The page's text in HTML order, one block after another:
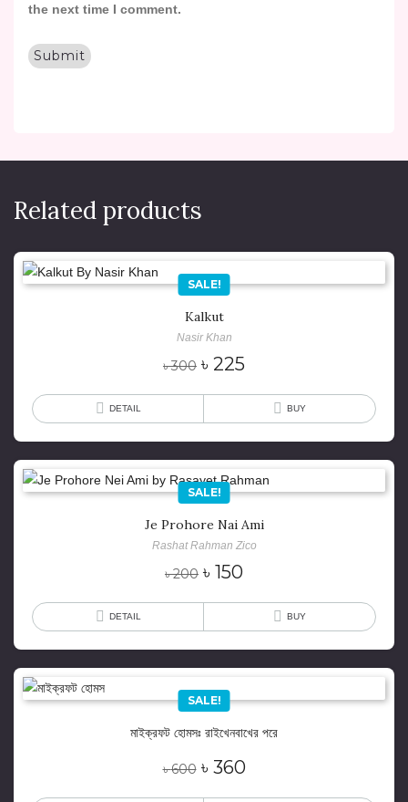
the next time I comment.
Related products
SALE!
Kalkut
Nasir Khan
৳300 Original
৳ 225
DETAIL BUY
SALE!
Je Prohore Nai Ami
Rashat Rahman Zico
৳200 Original
৳ 150
DETAIL BUY
SALE!
মাইক্রফট হোমসঃ রাইখেনবাখের পরে
৳600 Original
৳ 360Current